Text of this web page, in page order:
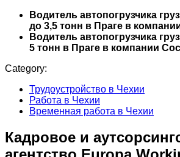
Водитель автопогрузчика
до 3,5 тонн в Праге в
Водитель автопогрузчика
5 тонн в Праге в компании
Category:
Трудоустройство в Чехии
Работа в Чехии
Временная работа в Чехии
Кадровое и